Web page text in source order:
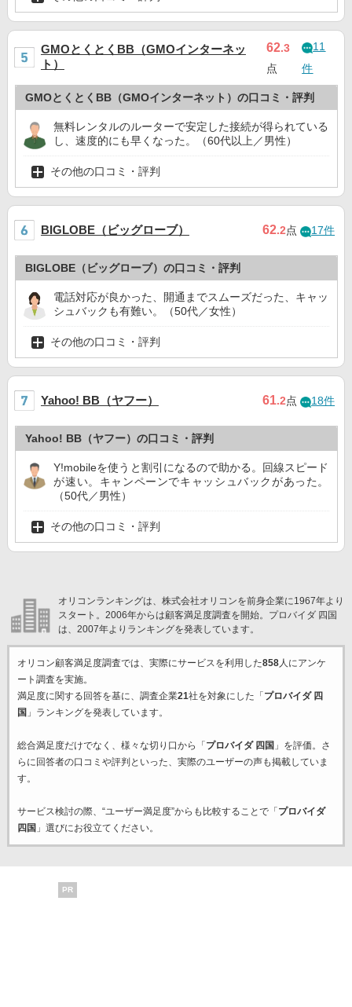
GMOとくとくBB（GMOインターネッ
ト）
62.3
点
11
件
GMOとくとくBB（GMOインターネット）の口コミ・評判
無料レンタルのルーターで安定した接続が得られている
し、速度的にも早くなった。（60代以上／男性）
その他の口コミ・評判
BIGLOBE（ビッグローブ） 62.2点 17件
BIGLOBE（ビッグローブ）の口コミ・評判
電話対応が良かった、開通までスムーズだった、キャッ
シュバックも有難い。（50代／女性）
その他の口コミ・評判
Yahoo! BB（ヤフー） 61.2点 18件
Yahoo! BB（ヤフー）の口コミ・評判
Y!mobileを使うと割引になるので助かる。回線スピード
が速い。キャンペーンでキャッシュバックがあった。
（50代／男性）
その他の口コミ・評判
オリコンランキングは、株式会社オリコンを前身企業に1967年より
スタート。2006年からは顧客満足度調査を開始。プロバイダ 四国
は、2007年よりランキングを発表しています。
オリコン顧客満足度調査では、実際にサービスを利用した858人にアンケ
ート調査を実施。
満足度に関する回答を基に、調査企業21社を対象にした「 プロバイダ 四
国 」ランキングを発表しています。
総合満足度だけでなく、様々な切り口から「 プロバイダ 四国 」を評価。さ
らに回答者の口コミや評判といった、実際のユーザーの声も掲載していま
す。
サービス検討の際、“ユーザー満足度”からも比較することで「 プロバイダ
四国 」選びにお役立てください。
PR